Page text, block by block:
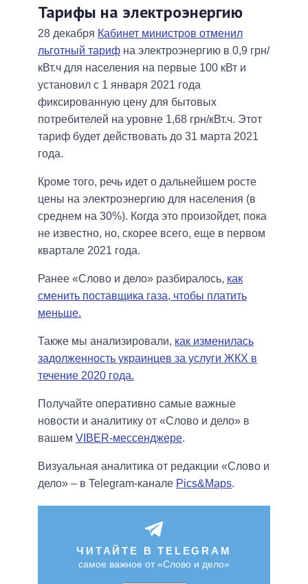
Тарифы на электроэнергию
28 декабря Кабинет министров отменил
льготный тариф на электроэнергию в 0,9 грн/
кВт.ч для населения на первые 100 кВт и
установил с 1 января 2021 года
фиксированную цену для бытовых
потребителей на уровне 1,68 грн/кВт.ч. Этот
тариф будет действовать до 31 марта 2021
года.
Кроме того, речь идет о дальнейшем росте
цены на электроэнергию для населения (в
среднем на 30%). Когда это произойдет, пока
не известно, но, скорее всего, еще в первом
квартале 2021 года.
Ранее «Слово и дело» разбиралось, как
сменить поставщика газа, чтобы платить
меньше.
Также мы анализировали, как изменилась
задолженность украинцев за услуги ЖКХ в
течение 2020 года.
Получайте оперативно самые важные
новости и аналитику от «Слово и дело» в
вашем VIBER-мессенджере.
Визуальная аналитика от редакции «Слово и
дело» – в Telegram-канале Pics&Maps.
ЧИТАЙТЕ В TELEGRAM
самое важное от «Слово и дело»